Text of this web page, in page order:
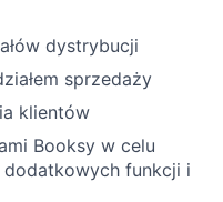
dystrybucji
sprzedaży
klientów
Booksy w celu
funkcji i